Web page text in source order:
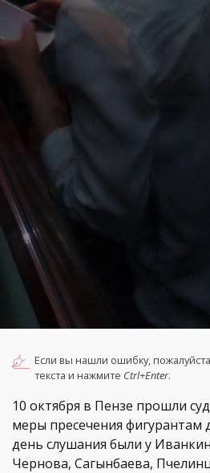
Если вы нашли ошибку,
текста и нажмите Ctrl+Enter.
10 октября в Пензе прошли
меры пресечения фигурантам
день слушания были у
Чернова, Сагынбаева,